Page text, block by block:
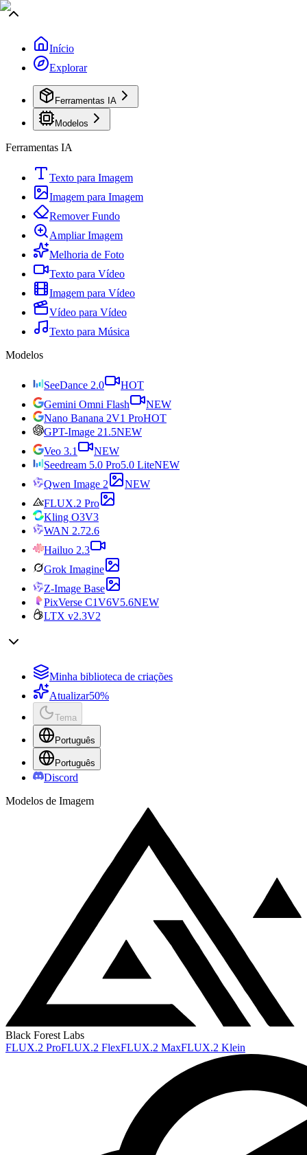
Início
Explorar
Ferramentas IA
Modelos
Ferramentas IA
Texto para Imagem
Imagem para Imagem
Remover Fundo
Ampliar Imagem
Melhoria de Foto
Texto para Vídeo
Imagem para Vídeo
Vídeo para Vídeo
Texto para Música
Modelos
SeeDance 2.0
HOT
Gemini Omni Flash
NEW
Nano Banana 2V1 ProHOT
GPT-Image 21.5NEW
Veo 3.1
NEW
Seedream 5.0 Pro5.0 LiteNEW
Qwen Image 2
NEW
FLUX.2 Pro
Kling O3V3
WAN 2.72.6
Hailuo 2.3
Grok Imagine
Z-Image Base
PixVerse C1V6V5.6NEW
LTX v2.3V2
Minha biblioteca de criações
Atualizar50%
Tema
Português
Português
Discord
Modelos de Imagem
Black Forest Labs
FLUX.2 ProFLUX.2 FlexFLUX.2 MaxFLUX.2 Klein